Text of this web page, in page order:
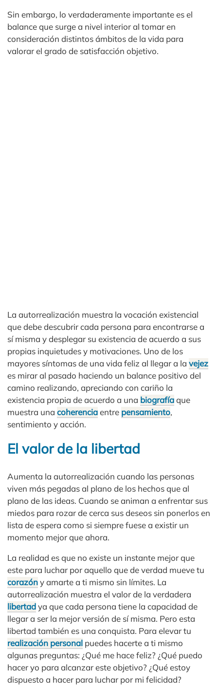
Sin embargo, lo verdaderamente importante es el
balance que surge a nivel interior al tomar en
consideración distintos ámbitos de la vida para
valorar el grado de satisfacción objetivo.
La autorrealización muestra la vocación existencial
que debe descubrir cada persona para encontrarse a
sí misma y desplegar su existencia de acuerdo a sus
propias inquietudes y motivaciones. Uno de los
mayores síntomas de una vida feliz al llegar a la vejez
es mirar al pasado haciendo un balance positivo del
camino realizando, apreciando con cariño la
existencia propia de acuerdo a una biografíaque
muestra una coherenciaentre pensamiento,
sentimiento y acción.
El valor de la libertad
Aumenta la autorrealización cuando las personas
viven más pegadas al plano de los hechos que al
plano de las ideas. Cuando se animan a enfrentar sus
miedos para rozar de cerca sus deseos sin ponerlos en
lista de espera como si siempre fuese a existir un
momento mejor que ahora.
La realidad es que no existe un instante mejor que
este para luchar por aquello que de verdad mueve tu
corazóny amarte a ti mismo sin límites. La
autorrealización muestra el valor de la verdadera
libertadya que cada persona tiene la capacidad de
llegar a ser la mejor versión de sí misma. Pero esta
libertad también es una conquista. Para elevar tu
realización personal puedes hacerte a ti mismo
algunas preguntas: ¿Qué me hace feliz? ¿Qué puedo
hacer yo para alcanzar este objetivo? ¿Qué estoy
dispuesto a hacer para luchar por mi felicidad?